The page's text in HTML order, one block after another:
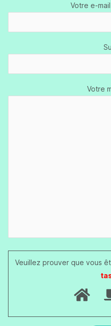
Votre e-
Votre
Veuillez prouver que vous